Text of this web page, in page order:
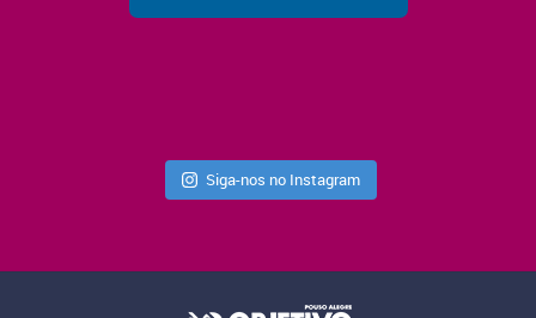
Siga-nos no Instagram